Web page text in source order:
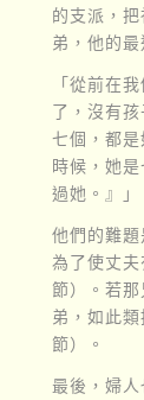
的支派，
弟，他的
「從前在
了，沒有
七個，都
時候，她
過她。』」
他們的難題
為了使丈
節）。若
弟，如此
節）。
最後，婦